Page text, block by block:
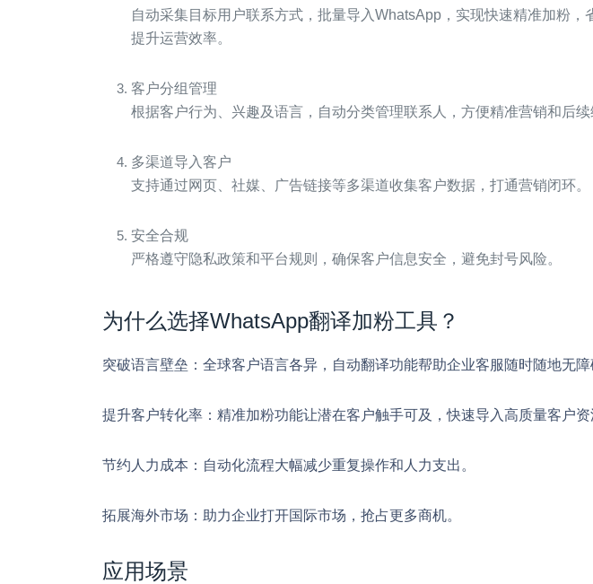
自动采集目标用户联系方式，批量导入WhatsApp，实现快速精准加粉，
提升运营效率。
客户分组管理
根据客户行为、兴趣及语言，自动分类管理联系人，方便精准营销和后续
多渠道导入客户
支持通过网页、社媒、广告链接等多渠道收集客户数据，打通营销闭环。
安全合规
严格遵守隐私政策和平台规则，确保客户信息安全，避免封号风险。
为什么选择WhatsApp翻译加粉工具？
突破语言壁垒 ：全球客户语言各异，自动翻译功能帮助企业客服随时随地无障
提升客户转化率 ：精准加粉功能让潜在客户触手可及，快速导入高质量客户资
节约人力成本 ：自动化流程大幅减少重复操作和人力支出。
拓展海外市场 ：助力企业打开国际市场，抢占更多商机。
应用场景